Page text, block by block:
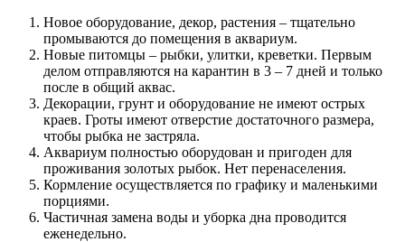
Новое оборудование, декор, растения – тщательно
промываются до помещения в аквариум.
Новые питомцы – рыбки, улитки, креветки. Первым
делом отправляются на карантин в 3 – 7 дней и только
после в общий аквас.
Декорации, грунт и оборудование не имеют острых
краев. Гроты имеют отверстие достаточного размера,
чтобы рыбка не застряла.
Аквариум полностью оборудован и пригоден для
проживания золотых рыбок. Нет перенаселения.
Кормление осуществляется по графику и маленькими
порциями.
Частичная замена воды и уборка дна проводится
еженедельно.